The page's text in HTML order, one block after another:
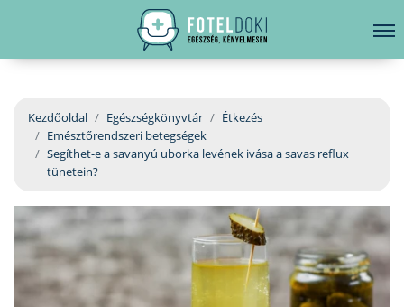
EGÉSZSÉGKÖNYVTÁR
BETEGSÉGKALAUZ
ORVOS VÁLASZOL
ORVOSKERESŐ
hirdetés
Kezdőoldal Egészségkönyvtár
Étkezés
Emésztőrendszeri betegségek
Segíthet-e a savanyú uborka levének ivása a savas reflux
tünetein?